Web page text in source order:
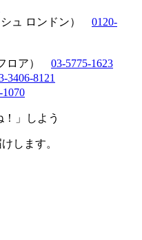
ュ ロンドン） 0120-
ロア） 03-5775-1623
3406-8121
1070
」しよう
します。